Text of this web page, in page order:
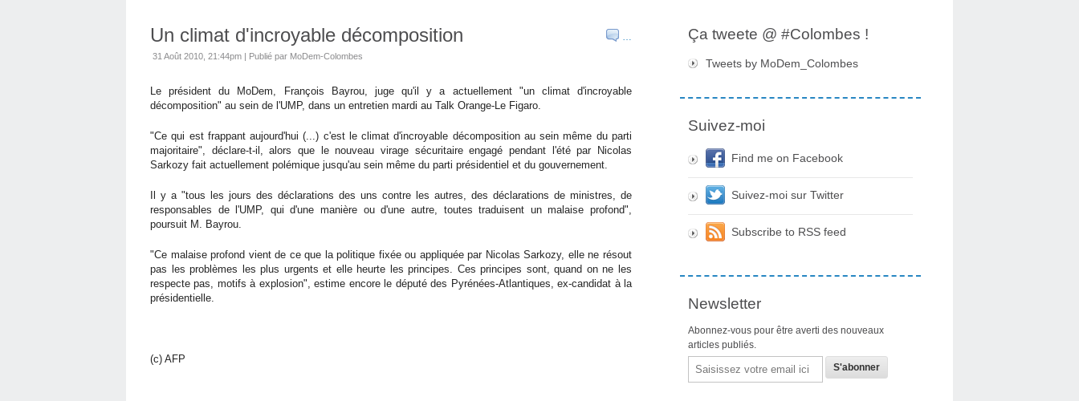
…
Un climat d'incroyable décomposition
31 Août 2010, 21:44pm | Publié par MoDem-Colombes
Le président du MoDem, François Bayrou, juge qu'il y a actuellement "un climat d'incroyable
décomposition" au sein de l'UMP, dans un entretien mardi au Talk Orange-Le Figaro.
"Ce qui est frappant aujourd'hui (...) c'est le climat d'incroyable décomposition au sein même du parti
majoritaire", déclare-t-il, alors que le nouveau virage sécuritaire engagé pendant l'été par Nicolas
Sarkozy fait actuellement polémique jusqu'au sein même du parti présidentiel et du gouvernement.
Il y a "tous les jours des déclarations des uns contre les autres, des déclarations de ministres, de
responsables de l'UMP, qui d'une manière ou d'une autre, toutes traduisent un malaise profond",
poursuit M. Bayrou.
"Ce malaise profond vient de ce que la politique fixée ou appliquée par Nicolas Sarkozy, elle ne résout
pas les problèmes les plus urgents et elle heurte les principes. Ces principes sont, quand on ne les
respecte pas, motifs à explosion", estime encore le député des Pyrénées-Atlantiques, ex-candidat à la
présidentielle.
(c) AFP
Ça tweete @ #Colombes !
Tweets by MoDem_Colombes
Suivez-moi
Find me on Facebook
Suivez-moi sur Twitter
Subscribe to RSS feed
Newsletter
Abonnez-vous pour être averti des nouveaux
articles publiés.
Email